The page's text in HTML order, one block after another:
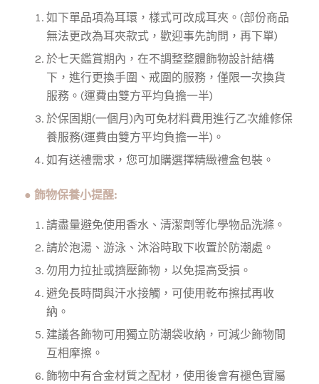
如下單品項為耳環，樣式可改成耳夾。(部份商品
無法更改為耳夾款式，歡迎事先詢問，再下單)
於七天鑑賞期內，在不調整整體飾物設計結構
下，進行更換手圍、戒圍的服務，僅限一次換貨
服務。(運費由雙方平均負擔一半)
於保固期(一個月)內可免材料費用進行乙次維修保
養服務(運費由雙方平均負擔一半)。
如有送禮需求，您可加購選擇精緻禮盒包裝。
● 飾物保養小提醒:
請盡量避免使用香水、清潔劑等化學物品洗滌。
請於泡湯、游泳、沐浴時取下收置於防潮處。
勿用力拉扯或擠壓飾物，以免提高受損。
避免長時間與汗水接觸，可使用乾布擦拭再收
納。
建議各飾物可用獨立防潮袋收納，可減少飾物間
互相摩擦。
飾物中有合金材質之配材，使用後會有褪色實屬